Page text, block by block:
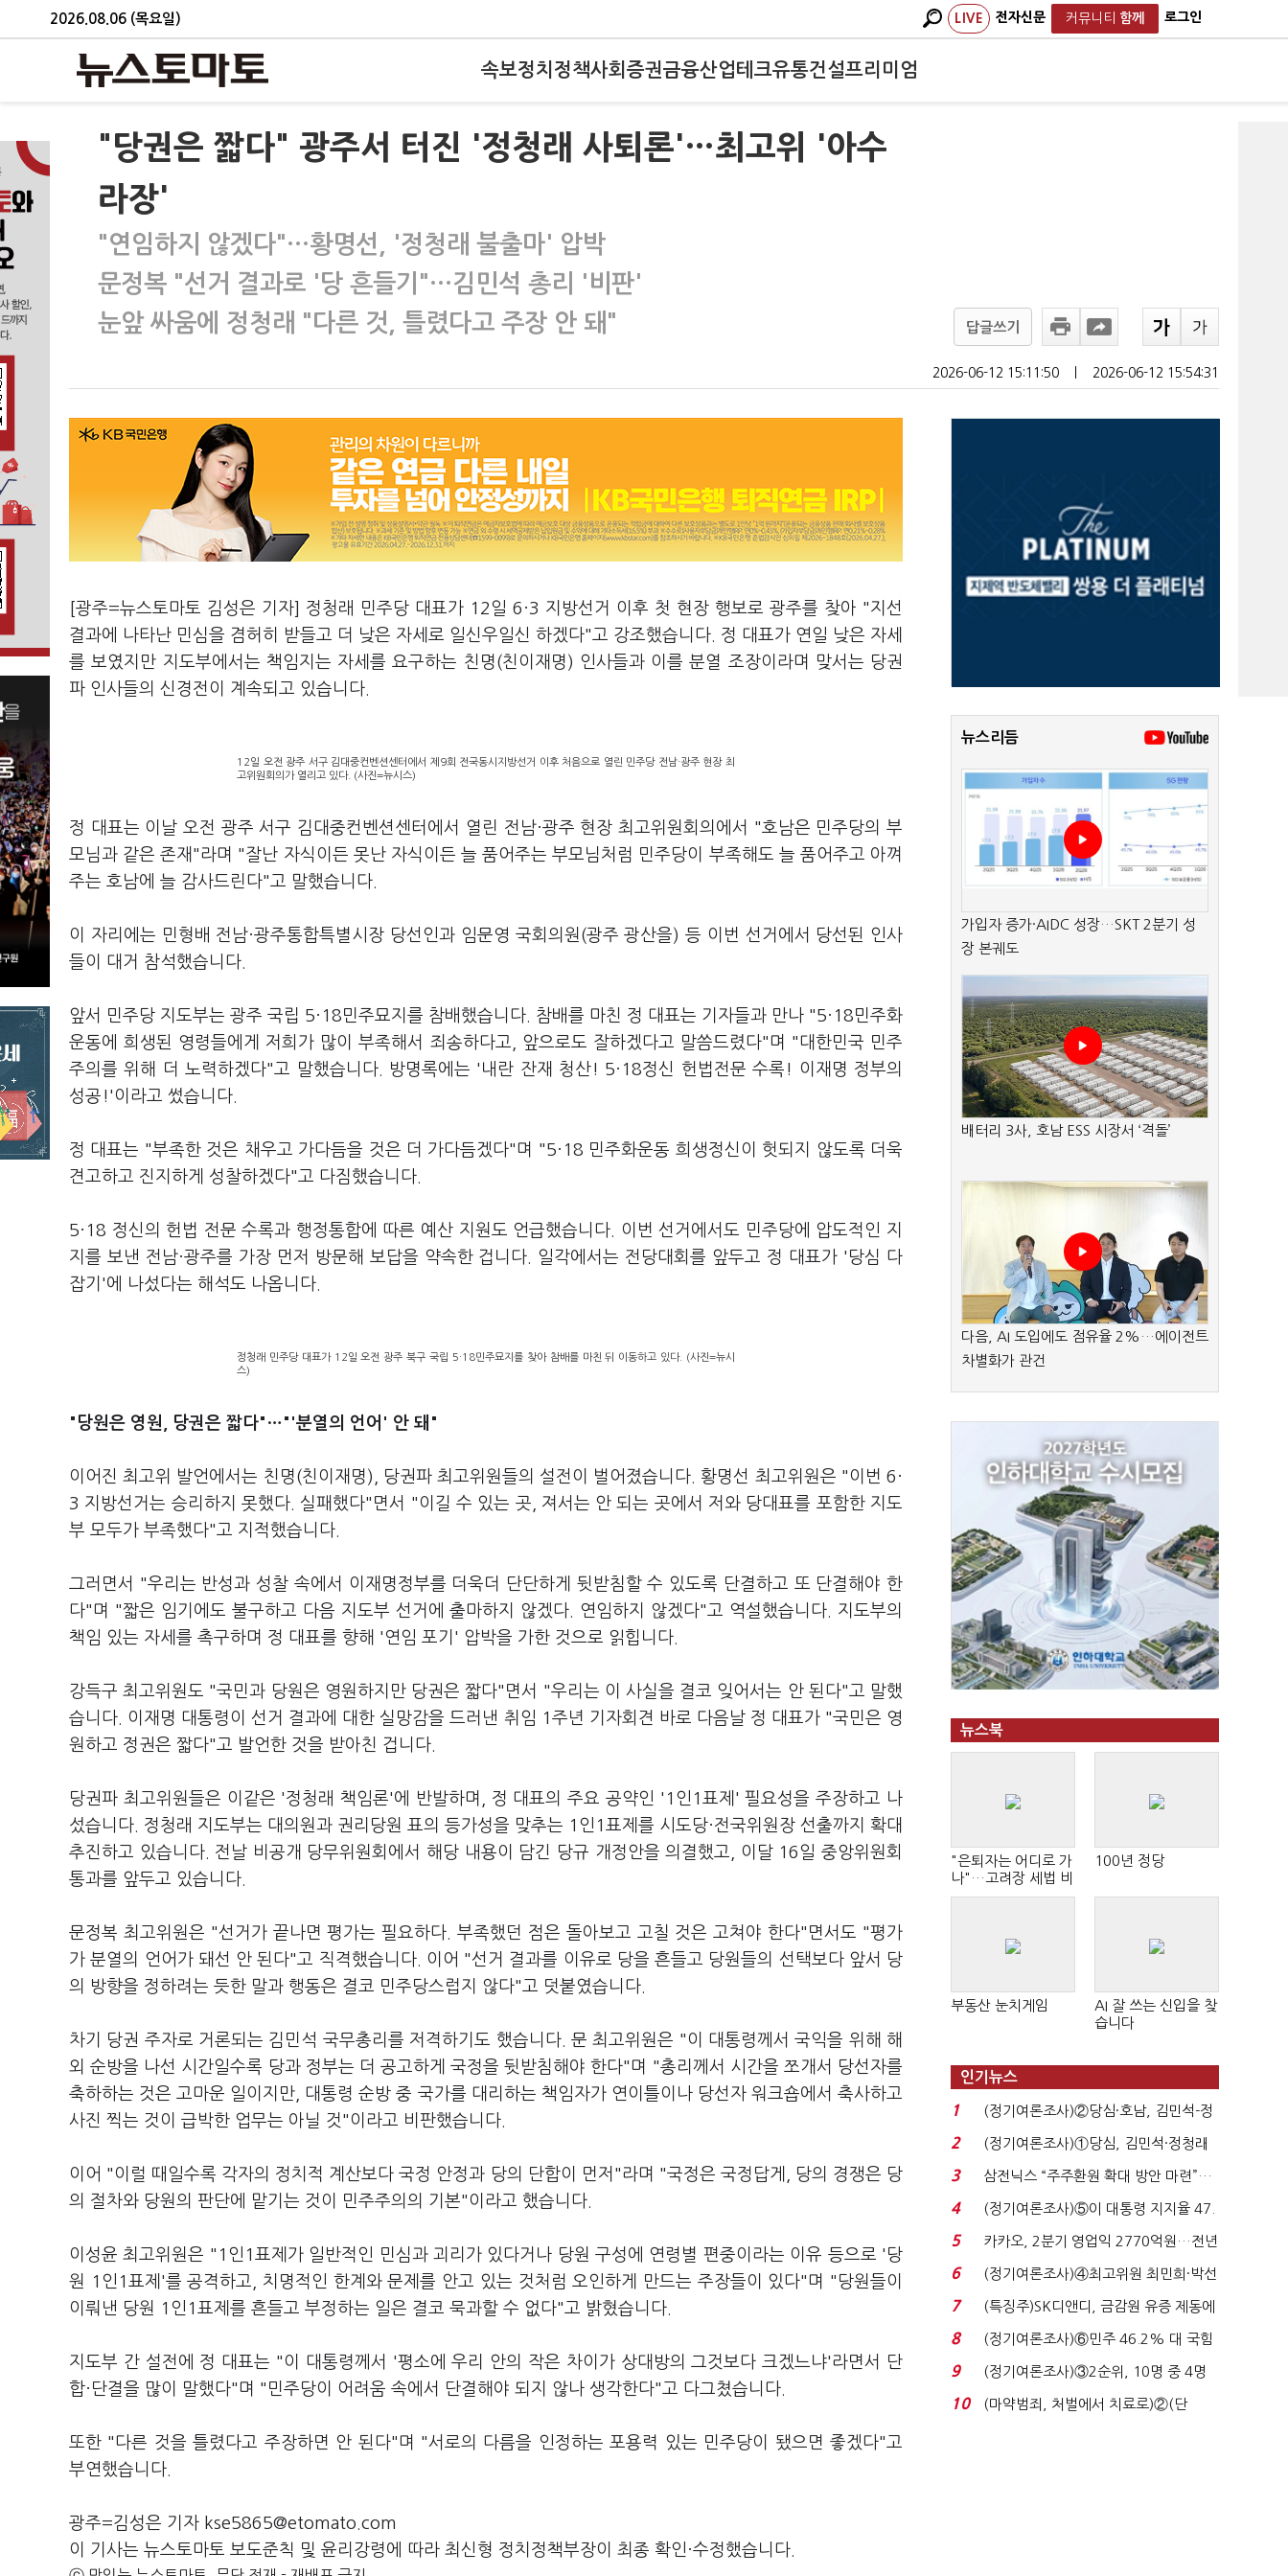
2026.08.06 (목요일) LIVE 전자신문 커뮤니티 함께 로그인
속보정치 정책사회 증권금융산업테크유통건설프리미엄
"당권은 짧다" 광주서 터진 '정청래 사퇴론'…최고위 '아수
라장'
"연임하지 않겠다"…황명선, '정청래 불출마' 압박
문정복 "선거 결과로 '당 흔들기"…김민석 총리 '비판'
눈앞 싸움에 정청래 "다른 것, 틀렸다고 주장 안 돼"
답글쓰기
2026-06-12 15:11:50 2026-06-12 15:54:31
[광주=뉴스토마토 김성은 기자] 정청래 민주당 대표가 12일 6·3 지방선거 이후 첫 현장 행보로 광주를 찾아 "지선
결과에 나타난 민심을 겸허히 받들고 더 낮은 자세로 일신우일신 하겠다"고 강조했습니다. 정 대표가 연일 낮은 자세
를 보였지만 지도부에서는 책임지는 자세를 요구하는 친명(친이재명) 인사들과 이를 분열 조장이라며 맞서는 당권
파 인사들의 신경전이 계속되고 있습니다.
12일 오전 광주 서구 김대중컨벤션센터에서 제9회 전국동시지방선거 이후 처음으로 열린 민주당 전남·광주 현장 최
고위원회의가 열리고 있다. (사진=뉴시스)
정 대표는 이날 오전 광주 서구 김대중컨벤션센터에서 열린 전남·광주 현장 최고위원회의에서 "호남은 민주당의 부
모님과 같은 존재"라며 "잘난 자식이든 못난 자식이든 늘 품어주는 부모님처럼 민주당이 부족해도 늘 품어주고 아껴
주는 호남에 늘 감사드린다"고 말했습니다.
이 자리에는 민형배 전남·광주통합특별시장 당선인과 임문영 국회의원(광주 광산을) 등 이번 선거에서 당선된 인사
들이 대거 참석했습니다.
앞서 민주당 지도부는 광주 국립 5·18민주묘지를 참배했습니다. 참배를 마친 정 대표는 기자들과 만나 "5·18민주화
운동에 희생된 영령들에게 저희가 많이 부족해서 죄송하다고, 앞으로도 잘하겠다고 말씀드렸다"며 "대한민국 민주
주의를 위해 더 노력하겠다"고 말했습니다. 방명록에는 '내란 잔재 청산! 5·18정신 헌법전문 수록! 이재명 정부의
성공!'이라고 썼습니다.
정 대표는 "부족한 것은 채우고 가다듬을 것은 더 가다듬겠다"며 "5·18 민주화운동 희생정신이 헛되지 않도록 더욱
견고하고 진지하게 성찰하겠다"고 다짐했습니다.
5·18 정신의 헌법 전문 수록과 행정통합에 따른 예산 지원도 언급했습니다. 이번 선거에서도 민주당에 압도적인 지
지를 보낸 전남·광주를 가장 먼저 방문해 보답을 약속한 겁니다. 일각에서는 전당대회를 앞두고 정 대표가 '당심 다
잡기'에 나섰다는 해석도 나옵니다.
정청래 민주당 대표가 12일 오전 광주 북구 국립 5·18민주묘지를 찾아 참배를 마친 뒤 이동하고 있다. (사진=뉴시
스)
"당원은 영원, 당권은 짧다"…"'분열의 언어' 안 돼"
이어진 최고위 발언에서는 친명(친이재명), 당권파 최고위원들의 설전이 벌어졌습니다. 황명선 최고위원은 "이번 6·
3 지방선거는 승리하지 못했다. 실패했다"면서 "이길 수 있는 곳, 져서는 안 되는 곳에서 저와 당대표를 포함한 지도
부 모두가 부족했다"고 지적했습니다.
그러면서 "우리는 반성과 성찰 속에서 이재명정부를 더욱더 단단하게 뒷받침할 수 있도록 단결하고 또 단결해야 한
다"며 "짧은 임기에도 불구하고 다음 지도부 선거에 출마하지 않겠다. 연임하지 않겠다"고 역설했습니다. 지도부의
책임 있는 자세를 촉구하며 정 대표를 향해 '연임 포기' 압박을 가한 것으로 읽힙니다.
강득구 최고위원도 "국민과 당원은 영원하지만 당권은 짧다"면서 "우리는 이 사실을 결코 잊어서는 안 된다"고 말했
습니다. 이재명 대통령이 선거 결과에 대한 실망감을 드러낸 취임 1주년 기자회견 바로 다음날 정 대표가 "국민은 영
원하고 정권은 짧다"고 발언한 것을 받아친 겁니다.
당권파 최고위원들은 이같은 '정청래 책임론'에 반발하며, 정 대표의 주요 공약인 '1인1표제' 필요성을 주장하고 나
섰습니다. 정청래 지도부는 대의원과 권리당원 표의 등가성을 맞추는 1인1표제를 시도당·전국위원장 선출까지 확대
추진하고 있습니다. 전날 비공개 당무위원회에서 해당 내용이 담긴 당규 개정안을 의결했고, 이달 16일 중앙위원회
통과를 앞두고 있습니다.
문정복 최고위원은 "선거가 끝나면 평가는 필요하다. 부족했던 점은 돌아보고 고칠 것은 고쳐야 한다"면서도 "평가
가 분열의 언어가 돼선 안 된다"고 직격했습니다. 이어 "선거 결과를 이유로 당을 흔들고 당원들의 선택보다 앞서 당
의 방향을 정하려는 듯한 말과 행동은 결코 민주당스럽지 않다"고 덧붙였습니다.
차기 당권 주자로 거론되는 김민석 국무총리를 저격하기도 했습니다. 문 최고위원은 "이 대통령께서 국익을 위해 해
외 순방을 나선 시간일수록 당과 정부는 더 공고하게 국정을 뒷받침해야 한다"며 "총리께서 시간을 쪼개서 당선자를
축하하는 것은 고마운 일이지만, 대통령 순방 중 국가를 대리하는 책임자가 연이틀이나 당선자 워크숍에서 축사하고
사진 찍는 것이 급박한 업무는 아닐 것"이라고 비판했습니다.
이어 "이럴 때일수록 각자의 정치적 계산보다 국정 안정과 당의 단합이 먼저"라며 "국정은 국정답게, 당의 경쟁은 당
의 절차와 당원의 판단에 맡기는 것이 민주주의의 기본"이라고 했습니다.
이성윤 최고위원은 "1인1표제가 일반적인 민심과 괴리가 있다거나 당원 구성에 연령별 편중이라는 이유 등으로 '당
원 1인1표제'를 공격하고, 치명적인 한계와 문제를 안고 있는 것처럼 오인하게 만드는 주장들이 있다"며 "당원들이
이뤄낸 당원 1인1표제를 흔들고 부정하는 일은 결코 묵과할 수 없다"고 밝혔습니다.
지도부 간 설전에 정 대표는 "이 대통령께서 '평소에 우리 안의 작은 차이가 상대방의 그것보다 크겠느냐'라면서 단
합·단결을 많이 말했다"며 "민주당이 어려움 속에서 단결해야 되지 않나 생각한다"고 다그쳤습니다.
또한 "다른 것을 틀렸다고 주장하면 안 된다"며 "서로의 다름을 인정하는 포용력 있는 민주당이 됐으면 좋겠다"고
부연했습니다.
광주=김성은 기자 kse5865@etomato.com
이 기사는 뉴스토마토 보도준칙 및 윤리강령에 따라 최신형 정치정책부장이 최종 확인·수정했습니다.
뉴스리듬
가입자 증가·AIDC 성장…SKT 2분기 성
장 본궤도
배터리 3사, 호남 ESS 시장서 ‘격돌’
다음, AI 도입에도 점유율 2%…에이전트
차별화가 관건
뉴스북
"은퇴자는 어디로 가
나"…고려장 세법 비
판 확산
100년 정당
부동산 눈치게임
AI 잘 쓰는 신입을 찾
습니다
인기뉴스
1
(정기여론조사)②당심·호남, 김민석-정
청래 '초접전'...
2
(정기여론조사)①당심, 김민석·정청래
'초접전'…대통령 ...
3
삼전닉스 “주주환원 확대 방안 마련”…
로이터에 성명...
4
(정기여론조사)⑤이 대통령 지지율 47.
7%…일주일 만에 ...
5
카카오, 2분기 영업익 2770억원…전년
비 36% 증가...
6
(정기여론조사)④최고위원 최민희·박선
원 '양강'…서미...
7
(특징주)SK디앤디, 금감원 유증 제동에
장 초반 상한가...
8
(정기여론조사)⑥민주 46.2% 대 국힘
31.0%…오차범위 밖 ...
9
(정기여론조사)③2순위, 10명 중 4명
'송영길'…정청래 '한 ...
10
(마약범죄, 처벌에서 치료로)②(단